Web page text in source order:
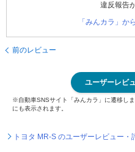
違反報告
「みんカラ」か
前のレビュー
ユーザーレビ
※自動車SNSサイト「みんカラ」に遷移し
にも表示されます。
トヨタ MR-S のユーザーレビュー